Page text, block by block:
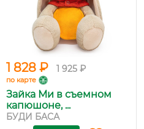
1 828 ₽ 1 925 ₽
по карте
Зайка Ми в съемном
капюшоне, ...
БУДИ БАСА